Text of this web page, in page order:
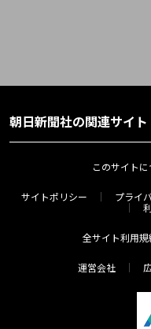
朝日新聞社の関連サイト
このサイト
サイトポリシー プライ
全サイト利用規
運営会社